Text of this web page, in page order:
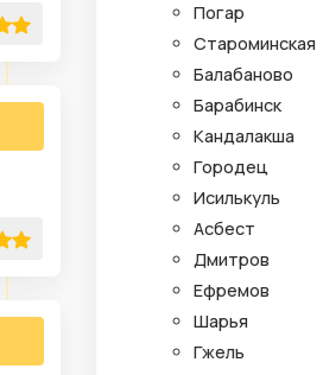
Погар
Староминская
Балабаново
Барабинск
Кандалакша
Городец
Исилькуль
Асбест
Дмитров
Ефремов
Шарья
Гжель